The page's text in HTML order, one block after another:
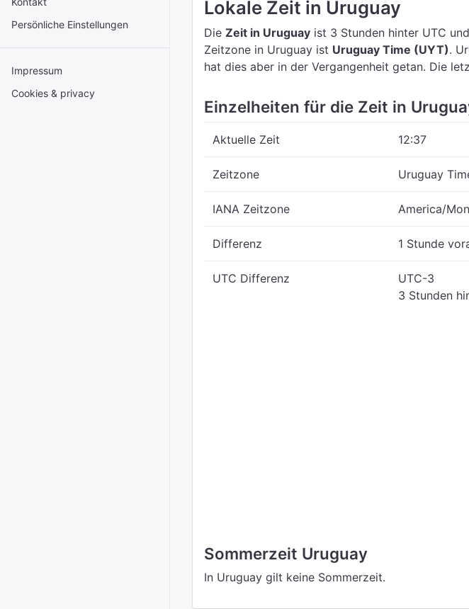
Persönliche Einstellungen
Impressum
Cookies & privacy
Lokale Zeit in Uruguay
Die Zeit in Uruguay ist 3 Stunden hinter UTC
Zeitzone in Uruguay ist Uruguay Time (UYT).
hat dies aber in der Vergangenheit getan. Die
Einzelheiten für die Zeit in
Aktuelle Zeit 12:37
Zeitzone Uruguay
IANA Zeitzone America/
Differenz 1 Stunde
UTC Differenz
UTC-3
3 Stunden
Sommerzeit Uruguay
In Uruguay gilt keine Sommerzeit.